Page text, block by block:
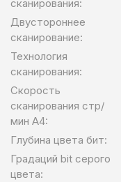
сканирования:
Двустороннее
сканирование:
Технология
сканирования:
Скорость
сканирования стр/
мин A4:
Глубина цвета бит:
Градаций bit серого
цвета: